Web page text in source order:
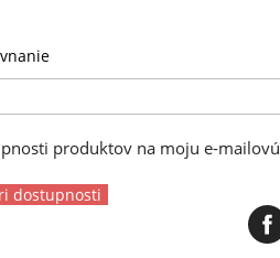
produktov na moju e-mailovú
dostupnosti